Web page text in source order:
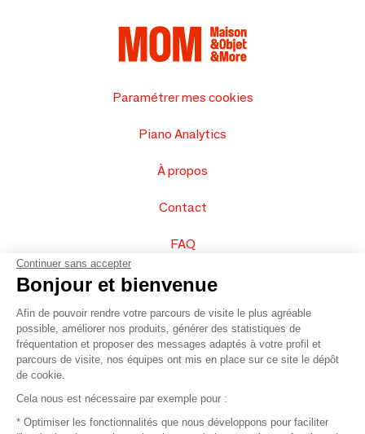
Paramétrer mes cookies
Piano Analytics
À propos
Contact
FAQ
Vendez vos produits
Plan du site
© 2016 –Organisation SAFI
Continuer sans accepter
Bonjour et bienvenue
Afin de pouvoir rendre votre parcours de visite le plus agréable
possible, améliorer nos produits, générer des statistiques de
fréquentation et proposer des messages adaptés à votre profil et
parcours de visite, nos équipes ont mis en place sur ce site le dépôt
de cookie.
Cela nous est nécessaire par exemple pour :
* Optimiser les fonctionnalités que nous développons pour faciliter